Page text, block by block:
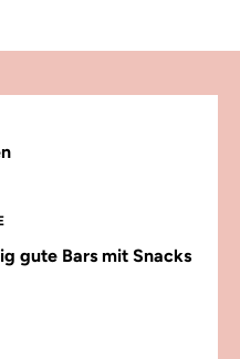
gute Bars mit Snacks